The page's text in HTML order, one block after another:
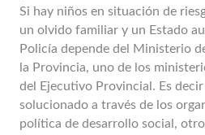
Si hay niños en situación de
un olvido familiar y un Estado
Policía depende del Ministerio
la Provincia, uno de los
del Ejecutivo Provincial. Es
solucionado a través de los
política de desarrollo social,